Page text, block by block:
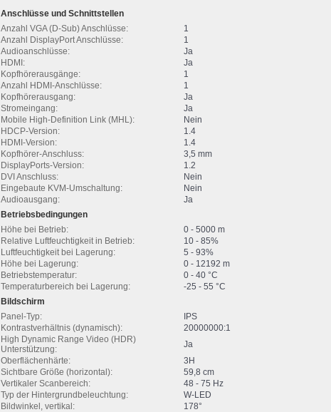
Anschlüsse und Schnittstellen
Anzahl VGA (D-Sub) Anschlüsse:
1
Anzahl DisplayPort Anschlüsse:
1
Audioanschlüsse:
Ja
HDMI:
Ja
Kopfhörerausgänge:
1
Anzahl HDMI-Anschlüsse:
1
Kopfhörerausgang:
Ja
Stromeingang:
Ja
Mobile High-Definition Link (MHL):
Nein
HDCP-Version:
1.4
HDMI-Version:
1.4
Kopfhörer-Anschluss:
3,5 mm
DisplayPorts-Version:
1.2
DVI Anschluss:
Nein
Eingebaute KVM-Umschaltung:
Nein
Audioausgang:
Ja
Betriebsbedingungen
Höhe bei Betrieb:
0 - 5000 m
Relative Luftfeuchtigkeit in Betrieb:
10 - 85%
Luftfeuchtigkeit bei Lagerung:
5 - 93%
Höhe bei Lagerung:
0 - 12192 m
Betriebstemperatur:
0 - 40 °C
Temperaturbereich bei Lagerung:
-25 - 55 °C
Bildschirm
Panel-Typ:
IPS
Kontrastverhältnis (dynamisch):
20000000:1
High Dynamic Range Video (HDR)
Unterstützung:
Ja
Oberflächenhärte:
3H
Sichtbare Größe (horizontal):
59,8 cm
Vertikaler Scanbereich:
48 - 75 Hz
Typ der Hintergrundbeleuchtung:
W-LED
Bildwinkel, vertikal:
178°